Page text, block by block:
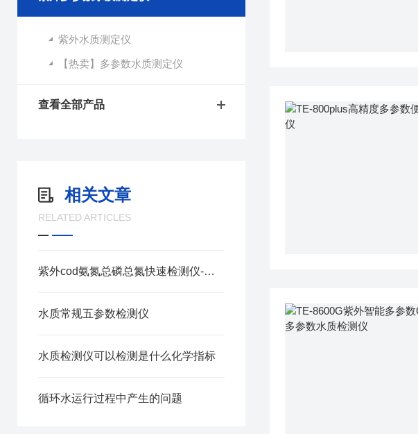
紫外水质测定仪
【热卖】多参数水质测定仪
查看全部产品
相关文章
RELATED ARTICLES
紫外cod氨氮总磷总氮快速检测仪-选天尔-按需定制
水质常规五参数检测仪
水质检测仪可以检测是什么化学指标
循环水运行过程中产生的问题